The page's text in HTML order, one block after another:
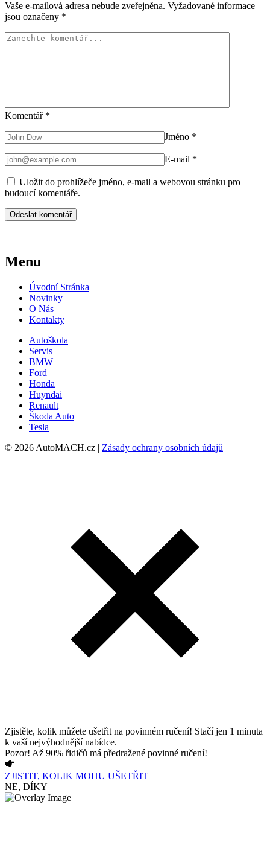
Vaše e-mailová adresa nebude zveřejněna. Vyžadované informace
jsou označeny *
Komentář *
Jméno *
E-mail *
Uložit do prohlížeče jméno, e-mail a webovou stránku pro
budoucí komentáře.
Menu
Úvodní Stránka
Novinky
O Nás
Kontakty
Autoškola
Servis
BMW
Ford
Honda
Huyndai
Renault
Škoda Auto
Tesla
© 2026 AutoMACH.cz | Zásady ochrany osobních údajů
Zjistěte, kolik můžete ušetřit na povinném ručení! Stačí jen 1 minuta
k vaší nejvýhodnější nabídce.
Pozor! Až 90% řidičů má předražené povinné ručení!
ZJISTIT, KOLIK MOHU UŠETŘIT
NE, DÍKY